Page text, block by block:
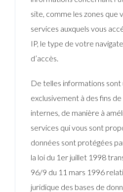
site, comme les zones que
services auxquels vous
IP, le type de votre
d’accès.
De telles informations sont
exclusivement à des fins
internes, de manière à
services qui vous sont
données sont protégées
la loi du 1er juillet 1998
96/9 du 11 mars 1996
juridique des bases de